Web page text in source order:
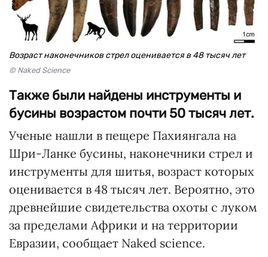
Возраст наконечников стрел оценивается в 48 тысяч лет
© Naked Science
Также были найдены инструменты и
бусины возрастом почти 50 тысяч лет.
Ученые нашли в пещере Пахиянгала на
Шри-Ланке бусины, наконечники стрел и
инструменты для шитья, возраст которых
оценивается в 48 тысяч лет. Вероятно, это
древнейшие свидетельства охоты с луком
за пределами Африки и на территории
Евразии, сообщает Naked science.